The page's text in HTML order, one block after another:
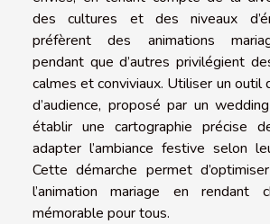
des cultures et des niveaux
préfèrent des animations
pendant que d’autres privilégient
calmes et conviviaux. Utiliser un outil
d’audience, proposé par un
établir une cartographie précise
adapter l’ambiance festive selon
Cette démarche permet
l’animation mariage en rendant
mémorable pour tous.